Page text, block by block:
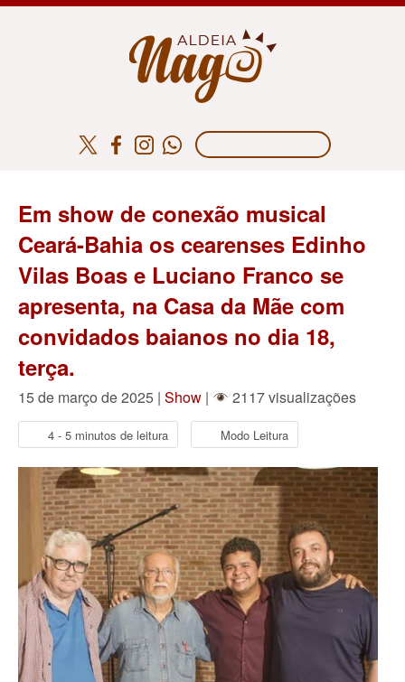
Em show de conexão musical
Ceará-Bahia os cearenses Edinho
Vilas Boas e Luciano Franco se
apresenta, na Casa da Mãe com
convidados baianos no dia 18,
terça.
15 de março de 2025 | Show | 2117 visualizações
4 - 5 minutos de leitura Modo Leitura